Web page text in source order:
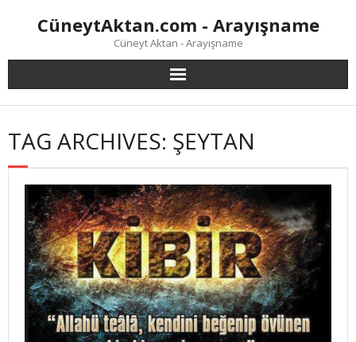
CüneytAktan.com - Arayışname
Cüneyt Aktan - Arayışname
TAG ARCHIVES: ŞEYTAN